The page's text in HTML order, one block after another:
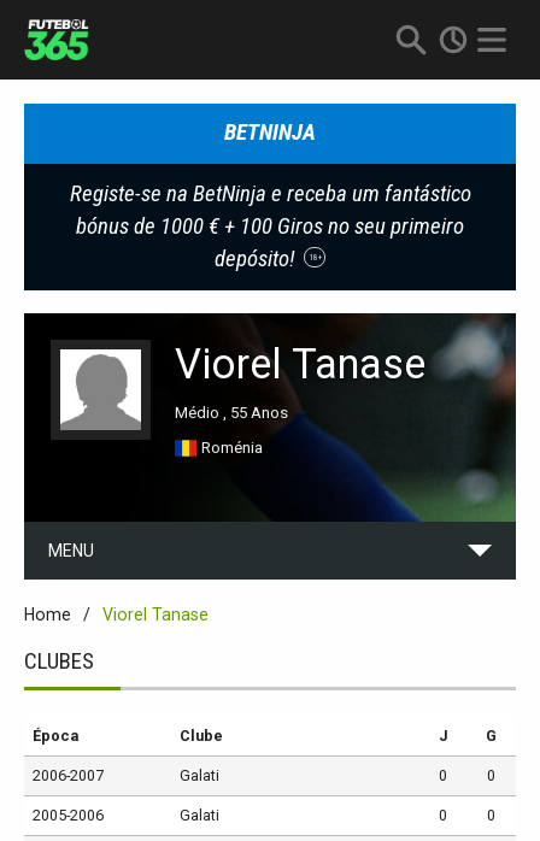
BETNINJA
Registe-se na BetNinja e receba um fantástico
bónus de 1000 € + 100 Giros no seu primeiro
depósito!
18+
Viorel Tanase
Médio , 55 Anos
Roménia
MENU
Home Viorel Tanase
CLUBES
Época Clube J G
2006-2007 Galati 0 0
2005-2006 Galati 0 0